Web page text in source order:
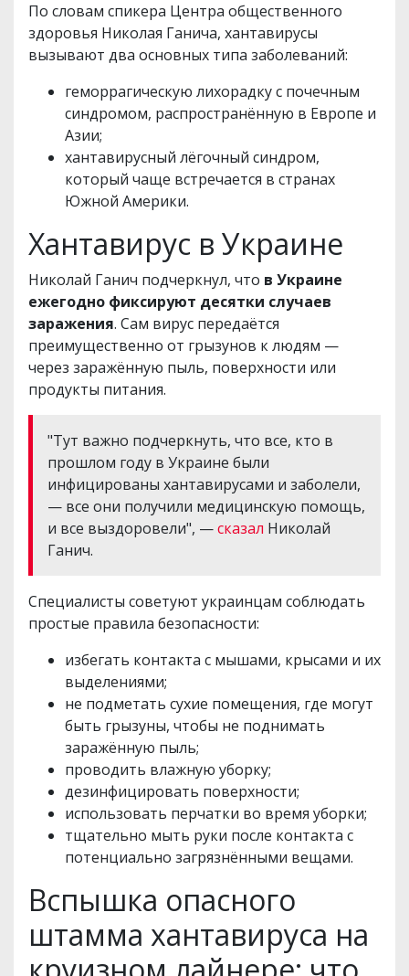
По словам спикера Центра общественного
здоровья Николая Ганича, хантавирусы
вызывают два основных типа заболеваний:
геморрагическую лихорадку с почечным
синдромом, распространённую в Европе и
Азии;
хантавирусный лёгочный синдром,
который чаще встречается в странах
Южной Америки.
Хантавирус в Украине
Николай Ганич подчеркнул, что в Украине
ежегодно фиксируют десятки случаев
заражения. Сам вирус передаётся
преимущественно от грызунов к людям —
через заражённую пыль, поверхности или
продукты питания.
"Тут важно подчеркнуть, что все, кто в
прошлом году в Украине были
инфицированы хантавирусами и заболели,
— все они получили медицинскую помощь,
и все выздоровели", —сказал Николай
Ганич.
Специалисты советуют украинцам соблюдать
простые правила безопасности:
избегать контакта с мышами, крысами и их
выделениями;
не подметать сухие помещения, где могут
быть грызуны, чтобы не поднимать
заражённую пыль;
проводить влажную уборку;
дезинфицировать поверхности;
использовать перчатки во время уборки;
тщательно мыть руки после контакта с
потенциально загрязнёнными вещами.
Вспышка опасного
штамма хантавируса на